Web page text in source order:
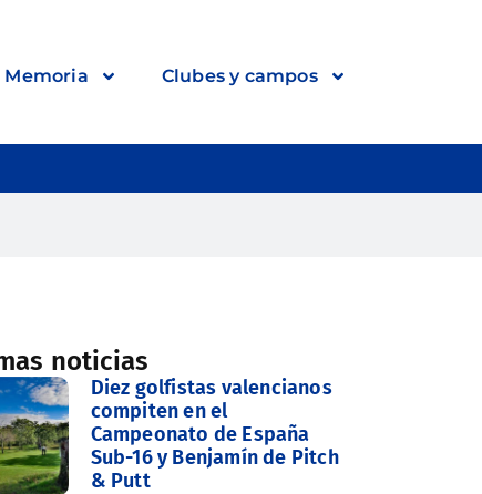
Memoria Clubes y campos
noticias
Diez golfistas valencianos
compiten en el
Campeonato de España
Sub-16 y Benjamín de Pitch
& Putt